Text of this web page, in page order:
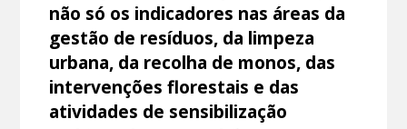
não só os indicadores nas áreas da
gestão de resíduos, da limpeza
urbana, da recolha de monos, das
intervenções florestais e das
atividades de sensibilização